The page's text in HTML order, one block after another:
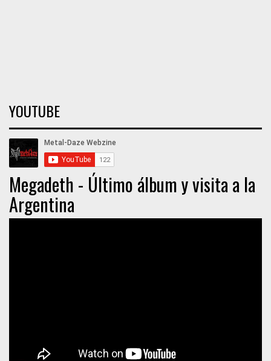
YOUTUBE
Megadeth - Último álbum y visita a la
Argentina